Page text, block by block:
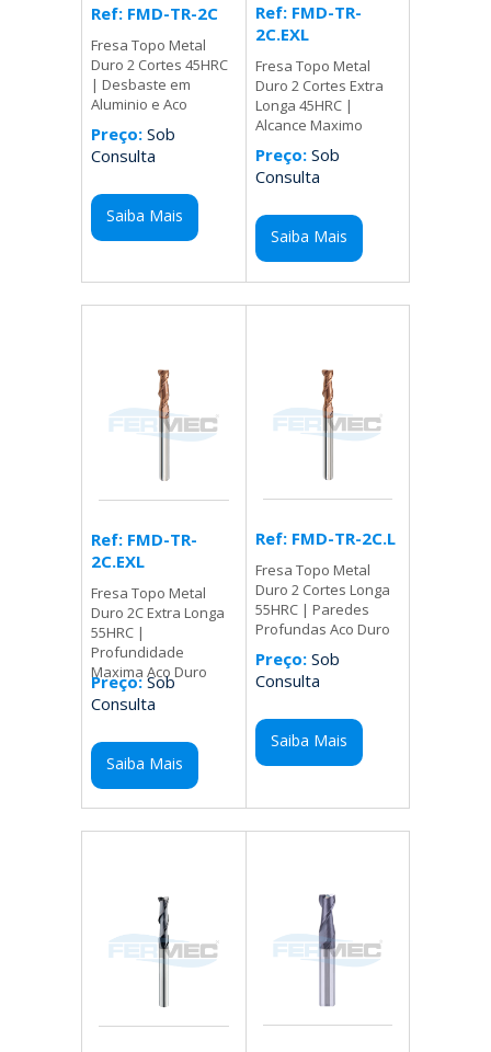
Ref: FMD-TR-2C
Fresa Topo Metal
Duro 2 Cortes 45HRC
| Desbaste em
Aluminio e Aco
Preço: Sob
Consulta
Saiba Mais
Ref: FMD-TR-
2C.EXL
Fresa Topo Metal
Duro 2 Cortes Extra
Longa 45HRC |
Alcance Maximo
Preço:Sob
Consulta
Saiba Mais
Ref: FMD-TR-
2C.EXL
Fresa Topo Metal
Duro 2C Extra Longa
55HRC |
Profundidade
Maxima Aco Duro
Preço: Sob
Consulta
Saiba Mais
Ref: FMD-TR-2C.L
Fresa Topo Metal
Duro 2 Cortes Longa
55HRC | Paredes
Profundas Aco Duro
Preço:Sob
Consulta
Saiba Mais